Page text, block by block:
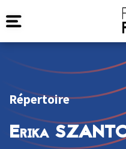
Répertoire
Erika